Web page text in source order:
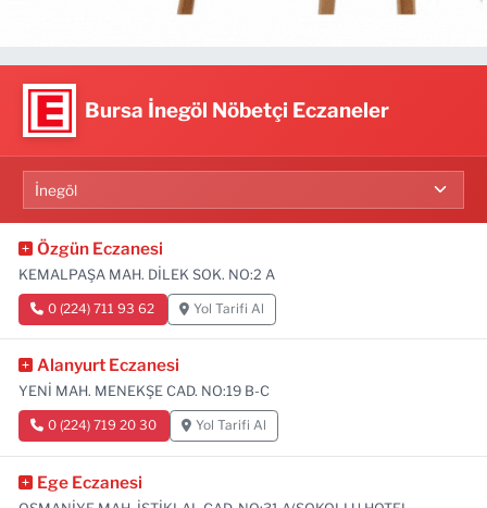
Bursa İnegöl Nöbetçi Eczaneler
Özgün Eczanesi
KEMALPAŞA MAH. DİLEK SOK. NO:2 A
0 (224) 711 93 62 Yol Tarifi Al
Alanyurt Eczanesi
YENİ MAH. MENEKŞE CAD. NO:19 B-C
0 (224) 719 20 30 Yol Tarifi Al
Ege Eczanesi